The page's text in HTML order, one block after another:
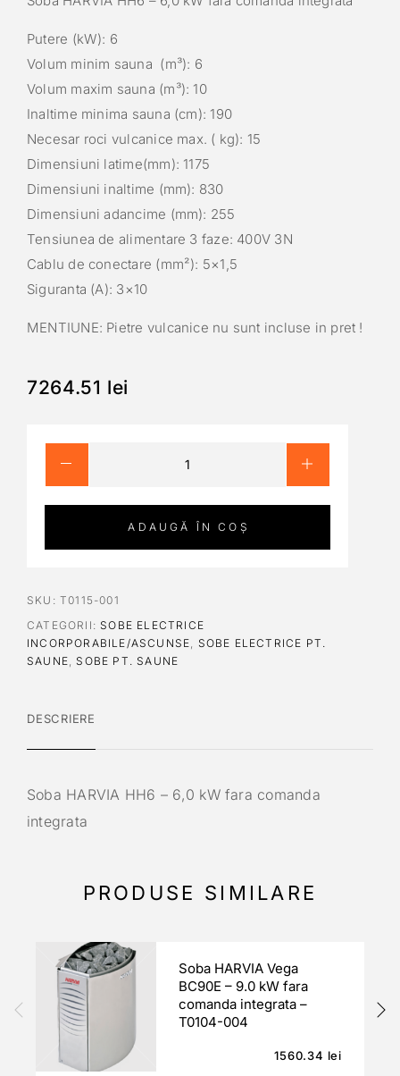
Putere (kW): 6
Volum minim sauna (m³): 6
Volum maxim sauna (m³): 10
Inaltime minima sauna (cm): 190
Necesar roci vulcanice max. ( kg): 15
Dimensiuni latime(mm): 1175
Dimensiuni inaltime (mm): 830
Dimensiuni adancime (mm): 255
Tensiunea de alimentare 3 faze: 400V 3N
Cablu de conectare (mm²): 5×1,5
Siguranta (A): 3×10
MENTIUNE: Pietre vulcanice nu sunt incluse in pret !
7264.51 lei
ADAUGĂ ÎN COȘ
SKU: T0115-001
CATEGORII: SOBE ELECTRICE
INCORPORABILE/ASCUNSE, SOBE ELECTRICE PT.
SAUNE, SOBE PT. SAUNE
DESCRIERE
Soba HARVIA HH6 – 6,0 kW fara comanda
integrata
PRODUSE SIMILARE
Soba HARVIA Vega
BC90E – 9.0 kW fara
comanda integrata –
T0104-004
1560.34 lei